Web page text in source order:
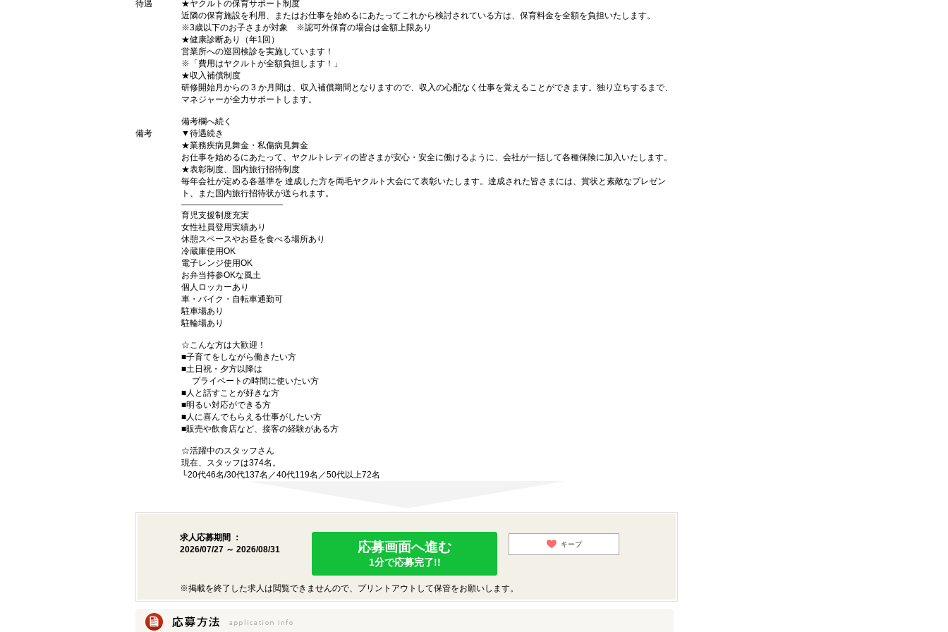
待遇
★ヤクルトの保育サポート制度
近隣の保育施設を利用、またはお仕事を始めるにあたってこれから検討されている方は、保育料金を全額を負担いたします。
※3歳以下のお子さまが対象 ※認可外保育の場合は金額上限あり
★健康診断あり（年1回）
営業所への巡回検診を実施しています！
※「費用はヤクルトが全額負担します！」
★収入補償制度
研修開始月からの 3 か月間は、収入補償期間となりますので、収入の心配なく仕事を覚えることができます。独り立ちするまで、
マネジャーが全力サポートします。
備考欄へ続く
備考
▼待遇続き
★業務疾病見舞金・私傷病見舞金
お仕事を始めるにあたって、ヤクルトレディの皆さまが安心・安全に働けるように、会社が一括して各種保険に加入いたします。
★表彰制度、国内旅行招待制度
毎年会社が定める各基準を 達成した方を両毛ヤクルト大会にて表彰いたします。達成された皆さまには、賞状と素敵なプレゼン
ト、また国内旅行招待状が送られます。
――――――――――――
育児支援制度充実
女性社員登用実績あり
休憩スペースやお昼を食べる場所あり
冷蔵庫使用OK
電子レンジ使用OK
お弁当持参OKな風土
個人ロッカーあり
車・バイク・自転車通勤可
駐車場あり
駐輪場あり
☆こんな方は大歓迎！
■子育てをしながら働きたい方
■土日祝・夕方以降は
プライベートの時間に使いたい方
■人と話すことが好きな方
■明るい対応ができる方
■人に喜んでもらえる仕事がしたい方
■販売や飲食店など、接客の経験がある方
☆活躍中のスタッフさん
現在、スタッフは374名。
└20代46名/30代137名／40代119名／50代以上72名
求人応募期間 ：
2026/07/27 ～ 2026/08/31
応募画面へ進む
1分で応募完了!!
キープ
※掲載を終了した求人は閲覧できませんので、プリントアウトして保管をお願いします。